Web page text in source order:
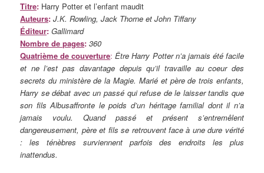
Titre: Harry Potter et l’enfant maudit
Auteurs:J.K. Rowling, Jack Thorne et John Tiffany
Éditeur: Gallimard
Nombre de pages: 360
Quatrième de couverture: Être Harry Potter n’a jamais été facile
et ne l’est pas davantage depuis qu’il travaille au coeur des
secrets du ministère de la Magie. Marié et père de trois enfants,
Harry se débat avec un passé qui refuse de le laisser tandis que
son fils Albusaffronte le poids d’un héritage familial dont il n’a
jamais voulu. Quand passé et présent s’entremêlent
dangereusement, père et fils se retrouvent face à une dure vérité
: les ténèbres surviennent parfois des endroits les plus
inattendus.